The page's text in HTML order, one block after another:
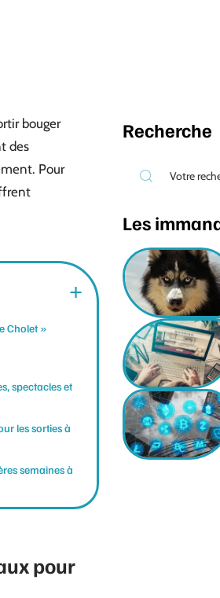
bouger
des
Pour
Cholet »
spectacles et
les sorties à
semaines à
pour
Recherche
Les